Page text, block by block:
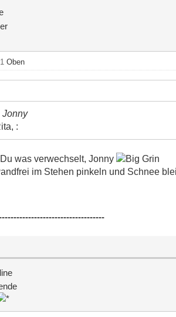
Oben
Jonny
:
was verwechselt, Jonny
im Stehen pinkeln und Schnee